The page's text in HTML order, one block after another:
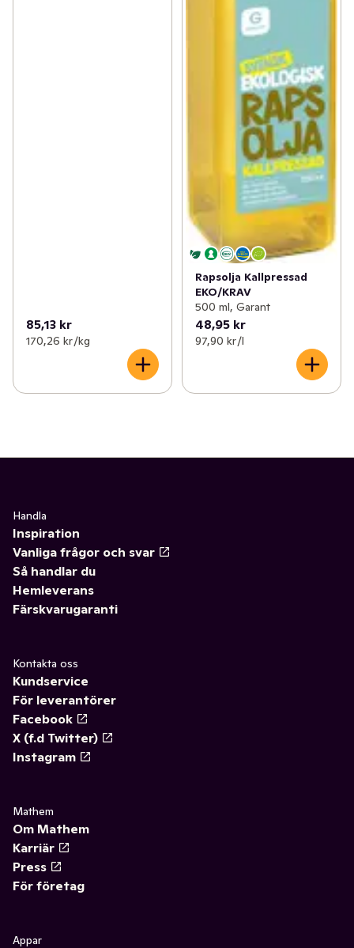
85,13 kr
170,26 kr /kg
Rapsolja Kallpressad
EKO/KRAV
500 ml, Garant
48,95 kr
97,90 kr /l
Handla
Inspiration
Vanliga frågor och svar
Så handlar du
Hemleverans
Färskvarugaranti
Kontakta oss
Kundservice
För leverantörer
Facebook
X (f.d Twitter)
Instagram
Mathem
Om Mathem
Karriär
Press
För företag
Appar